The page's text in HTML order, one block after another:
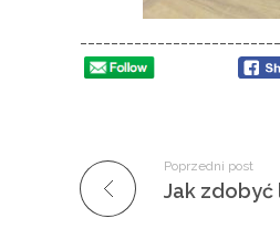
w
k
Poprzedni post
Jak zdobyć